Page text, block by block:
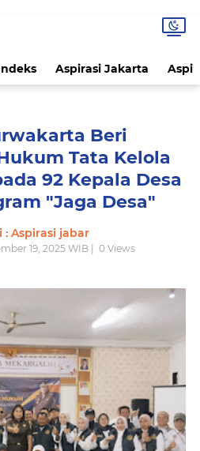
Aspirasi Jakarta
Beri
Tata Kelola
92 Kepala Desa
"Jaga Desa"
: Aspirasi jabar
19, 2025 WIB | 0Views